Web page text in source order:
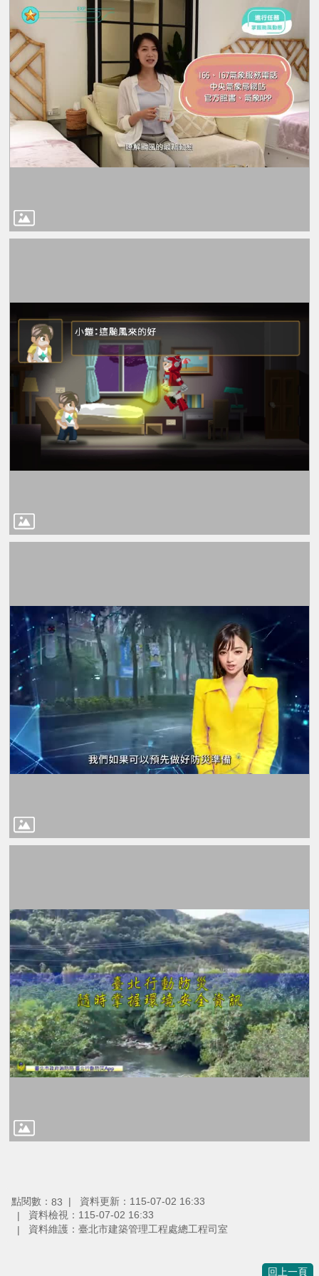
點閱數： 83
資料更新：115-07-02 16:33
資料檢視：115-07-02 16:33
資料維護：臺北市建築管理工程處總工程司室
回上一頁